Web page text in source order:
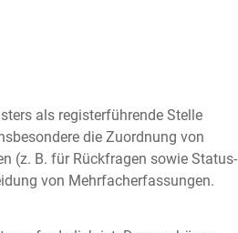
als registerführende Stelle
die Zuordnung von
(z. B. für Rückfragen sowie Status-
von Mehrfacherfassungen.